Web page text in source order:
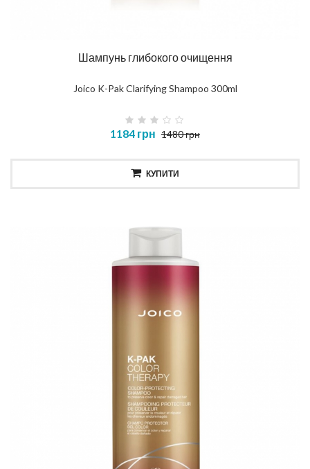
Шампунь глибокого очищення
Joico K-Pak Clarifying Shampoo 300ml
1184 грн 1480 грн
КУПИТИ